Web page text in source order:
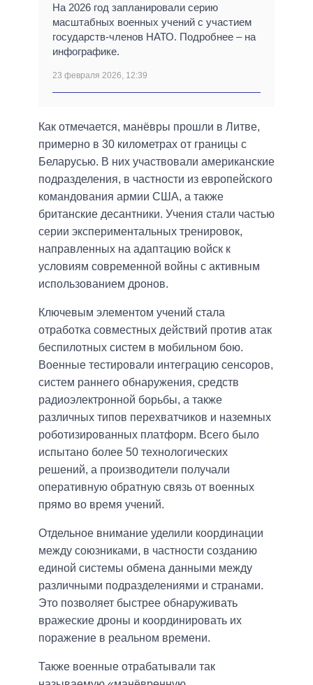
На 2026 год запланировали серию
масштабных военных учений с участием
государств-членов НАТО. Подробнее – на
инфографике.
23 февраля 2026, 12:39
Как отмечается, манёвры прошли в Литве,
примерно в 30 километрах от границы с
Беларусью. В них участвовали американские
подразделения, в частности из европейского
командования армии США, а также
британские десантники. Учения стали частью
серии экспериментальных тренировок,
направленных на адаптацию войск к
условиям современной войны с активным
использованием дронов.
Ключевым элементом учений стала
отработка совместных действий против атак
беспилотных систем в мобильном бою.
Военные тестировали интеграцию сенсоров,
систем раннего обнаружения, средств
радиоэлектронной борьбы, а также
различных типов перехватчиков и наземных
роботизированных платформ. Всего было
испытано более 50 технологических
решений, а производители получали
оперативную обратную связь от военных
прямо во время учений.
Отдельное внимание уделили координации
между союзниками, в частности созданию
единой системы обмена данными между
различными подразделениями и странами.
Это позволяет быстрее обнаруживать
вражеские дроны и координировать их
поражение в реальном времени.
Также военные отрабатывали так